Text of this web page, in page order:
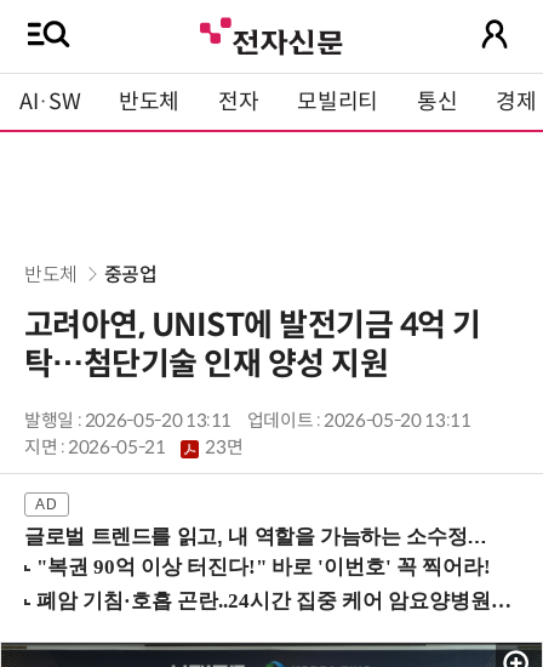
AI·SW 반도체 전자 모빌리티 통신 경제
반도체 중공업
고려아연, UNIST에 발전기금 4억 기
탁…첨단기술 인재 양성 지원
발행일 : 2026-05-20 13:11
업데이트 : 2026-05-20 13:11
지면 :2026-05-21 23면
글로벌 트렌드를 읽고, 내 역할을 가늠하는 소수정예 실습 워크숍 (8/28 신논현역)